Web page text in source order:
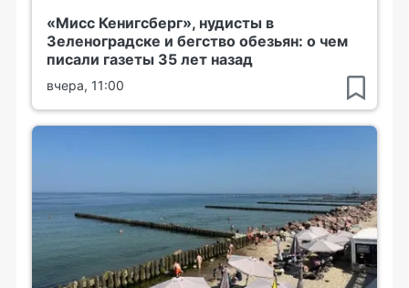
«Мисс Кенигсберг», нудисты в
Зеленоградске и бегство обезьян: о чем
писали газеты 35 лет назад
вчера, 11:00